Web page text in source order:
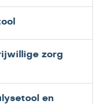
zorg
en